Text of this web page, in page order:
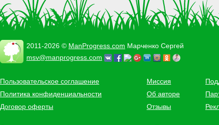
2011-2026 © ManProgress.com Марченко Сергей
msv@manprogress.com
Пользовательское соглашение
Политика конфиденциальности
Договор оферты
Миссия
Об авторе
Отзывы